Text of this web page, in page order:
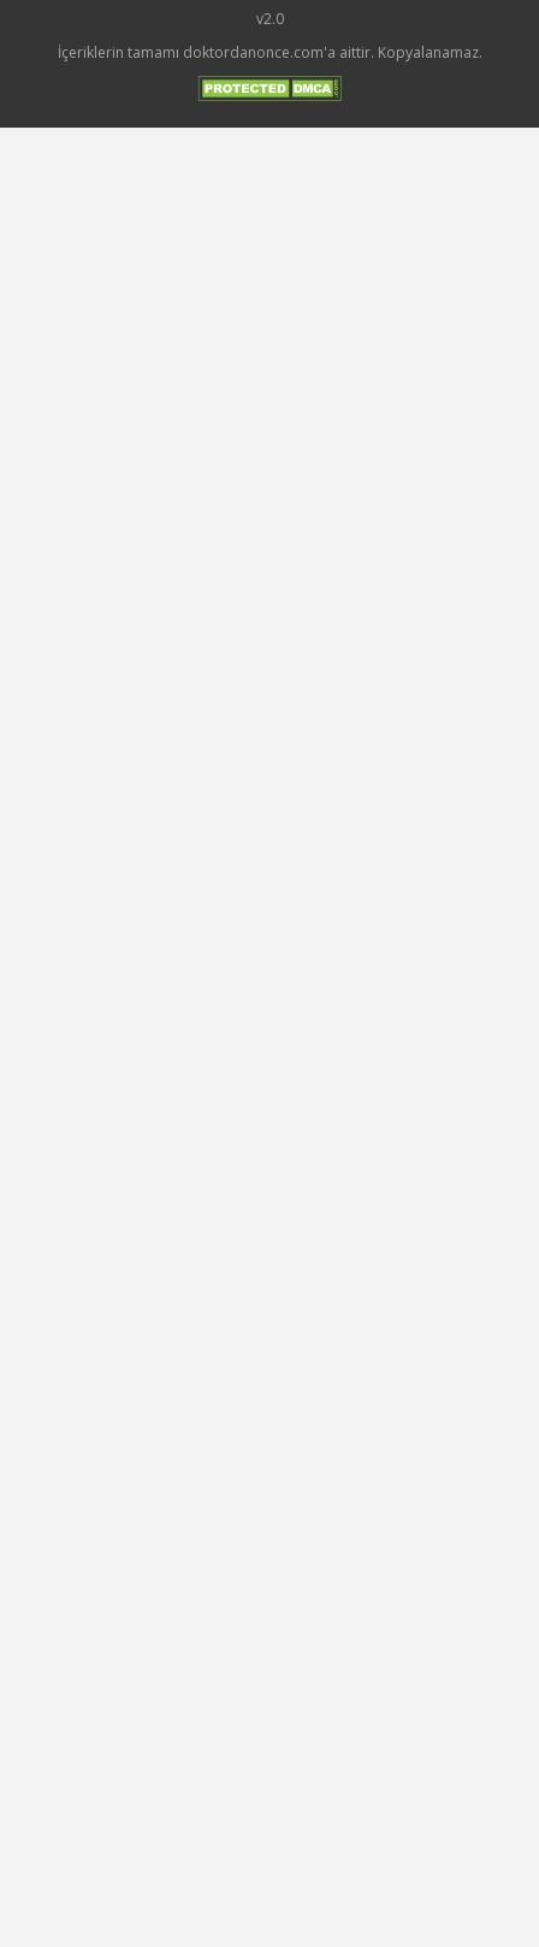
v2.0
İçeriklerin tamamı doktordanonce.com'a aittir. Kopyalanamaz.